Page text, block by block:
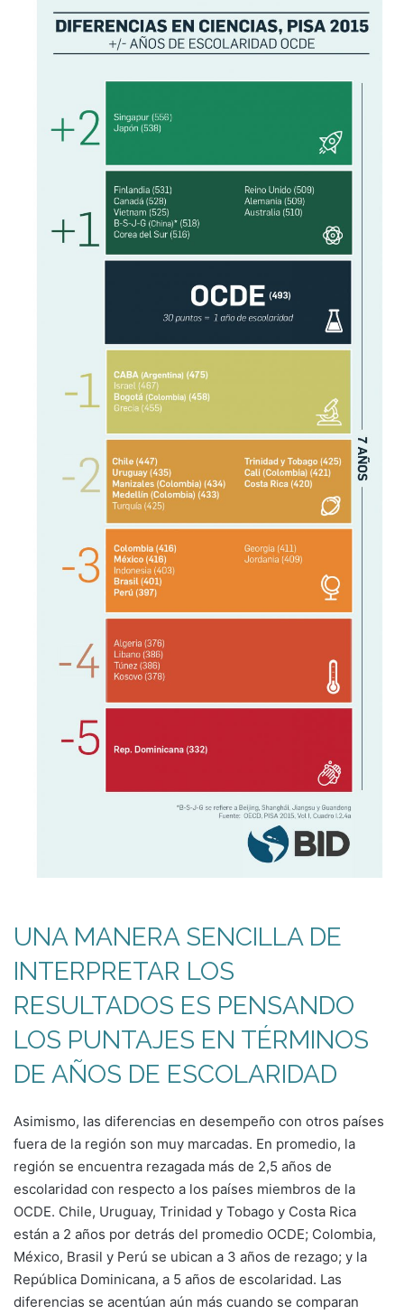
UNA MANERA SENCILLA DE
INTERPRETAR LOS
RESULTADOS ES PENSANDO
LOS PUNTAJES EN TÉRMINOS
DE AÑOS DE ESCOLARIDAD
Asimismo, las diferencias en desempeño con otros países
fuera de la región son muy marcadas. En promedio, la
región se encuentra rezagada más de 2,5 años de
escolaridad con respecto a los países miembros de la
OCDE. Chile, Uruguay, Trinidad y Tobago y Costa Rica
están a 2 años por detrás del promedio OCDE; Colombia,
México, Brasil y Perú se ubican a 3 años de rezago; y la
República Dominicana, a 5 años de escolaridad. Las
diferencias se acentúan aún más cuando se comparan